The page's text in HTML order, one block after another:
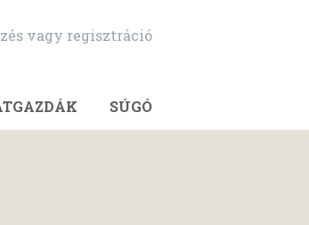
vagy regisztráció
SÚGÓ